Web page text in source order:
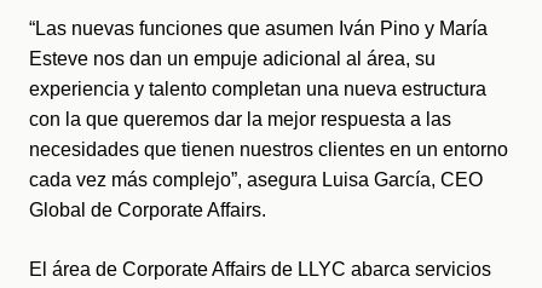
“Las nuevas funciones que asumen Iván Pino y María
Esteve nos dan un empuje adicional al área, su
experiencia y talento completan una nueva estructura
con la que queremos dar la mejor respuesta a las
necesidades que tienen nuestros clientes en un entorno
cada vez más complejo”, asegura Luisa García, CEO
Global de Corporate Affairs.
El área de Corporate Affairs de LLYC abarca servicios